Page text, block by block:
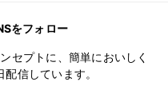
をフォロー
セプトに、簡単においしく
信しています。